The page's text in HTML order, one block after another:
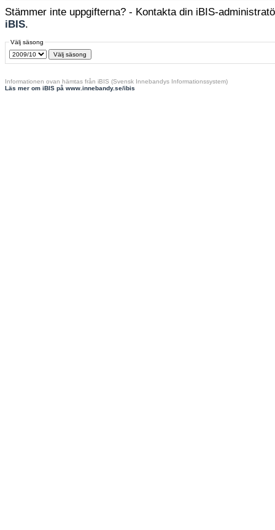
Stämmer inte uppgifterna? - Kontakta din iBIS-
iBIS.
Välj säsong
Informationen ovan hämtas från iBIS (Svensk Innebandys Informationssystem)
Läs mer om iBIS på www.innebandy.se/ibis